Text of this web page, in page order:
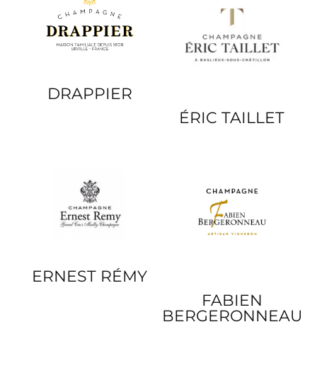
DRAPPIER
ÉRIC TAILLET
ERNEST RÉMY
FABIEN
BERGERONNEAU